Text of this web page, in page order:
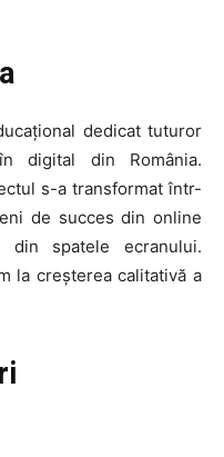
dedicat tuturor
digital din România.
s-a transformat într-
de succes din online
din spatele ecranului.
la creșterea calitativă a